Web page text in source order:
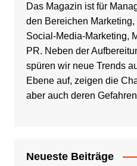
Das Magazin ist für
den Bereichen
Social-Media-Marketing,
PR. Neben der
spüren wir neue Trends
Ebene auf, zeigen die
aber auch deren
Neueste Beiträge